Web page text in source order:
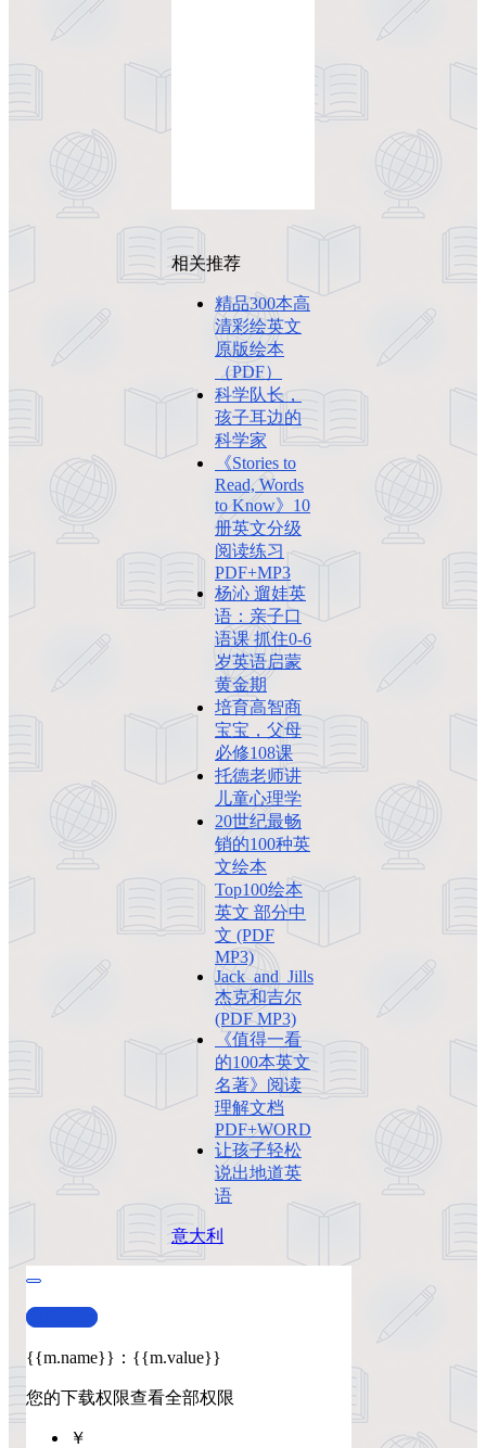
相关推荐
精品300本高
清彩绘英文
原版绘本
（PDF）
科学队长，
孩子耳边的
科学家
《Stories to
Read, Words
to Know》10
册英文分级
阅读练习
PDF+MP3
杨沁 遛娃英
语：亲子口
语课 抓住0-6
岁英语启蒙
黄金期
培育高智商
宝宝，父母
必修108课
托德老师讲
儿童心理学
20世纪最畅
销的100种英
文绘本
Top100绘本
英文 部分中
文 (PDF
MP3)
Jack_and_Jills
杰克和吉尔
(PDF MP3)
《值得一看
的100本英文
名著》阅读
理解文档
PDF+WORD
让孩子轻松
说出地道英
语
意大利
查看演示
{{m.name}} ： {{m.value}}
您的下载权限查看全部权限
￥